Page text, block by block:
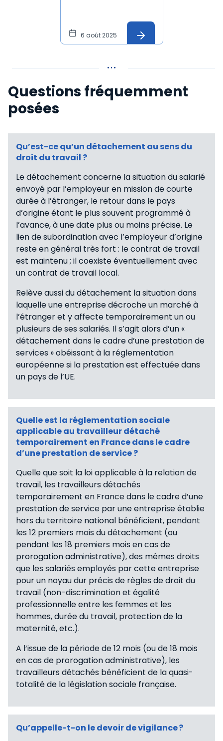
6 août 2025
Questions fréquemment
posées
Qu’est-ce qu’un détachement au sens du
droit du travail ?
Le détachement concerne la situation du salarié
envoyé par l’employeur en mission de courte
durée à l’étranger, le retour dans le pays
d’origine étant le plus souvent programmé à
l’avance, à une date plus ou moins précise. Le
lien de subordination avec l’employeur d’origine
reste en général très fort : le contrat de travail
est maintenu ; il coexiste éventuellement avec
un contrat de travail local.
Relève aussi du détachement la situation dans
laquelle une entreprise décroche un marché à
l’étranger et y affecte temporairement un ou
plusieurs de ses salariés. Il s’agit alors d’un «
détachement dans le cadre d’une prestation de
services » obéissant à la réglementation
européenne si la prestation est effectuée dans
un pays de l’UE.
Quelle est la réglementation sociale
applicable au travailleur détaché
temporairement en France dans le cadre
d’une prestation de service ?
Quelle que soit la loi applicable à la relation de
travail, les travailleurs détachés
temporairement en France dans le cadre d’une
prestation de service par une entreprise établie
hors du territoire national bénéficient, pendant
les 12 premiers mois du détachement (ou
pendant les 18 premiers mois en cas de
prorogation administrative), des mêmes droits
que les salariés employés par cette entreprise
pour un noyau dur précis de règles de droit du
travail (non-discrimination et égalité
professionnelle entre les femmes et les
hommes, durée du travail, protection de la
maternité, etc.).
A l’issue de la période de 12 mois (ou de 18 mois
en cas de prorogation administrative), les
travailleurs détachés bénéficient de la quasi-
totalité de la législation sociale française.
Qu’appelle-t-on le devoir de vigilance ?